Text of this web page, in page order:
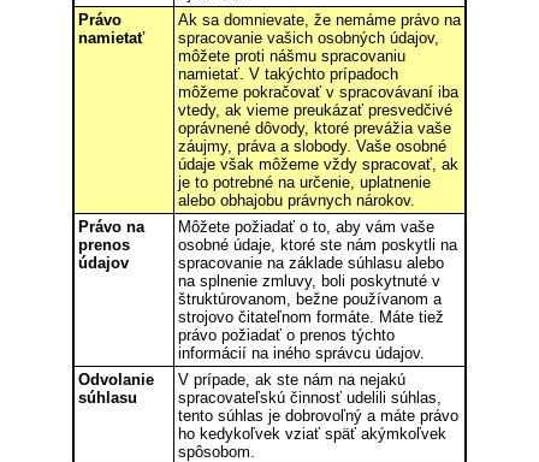
Právo
namietať
Ak sa domnievate, že nemáme právo na
spracovanie vašich osobných údajov,
môžete proti nášmu spracovaniu
namietať. V takýchto prípadoch
môžeme pokračovať v spracovávaní iba
vtedy, ak vieme preukázať presvedčivé
oprávnené dôvody, ktoré prevážia vaše
záujmy, práva a slobody. Vaše osobné
údaje však môžeme vždy spracovať, ak
je to potrebné na určenie, uplatnenie
alebo obhajobu právnych nárokov.
Právo na
prenos
údajov
Môžete požiadať o to, aby vám vaše
osobné údaje, ktoré ste nám poskytli na
spracovanie na základe súhlasu alebo
na splnenie zmluvy, boli poskytnuté v
štruktúrovanom, bežne používanom a
strojovo čitateľnom formáte. Máte tiež
právo požiadať o prenos týchto
informácií na iného správcu údajov.
Odvolanie
súhlasu
V prípade, ak ste nám na nejakú
spracovateľskú činnosť udelili súhlas,
tento súhlas je dobrovoľný a máte právo
ho kedykoľvek vziať späť akýmkoľvek
spôsobom.